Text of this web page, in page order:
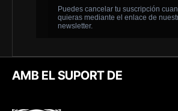
AMB EL SUPORT DE